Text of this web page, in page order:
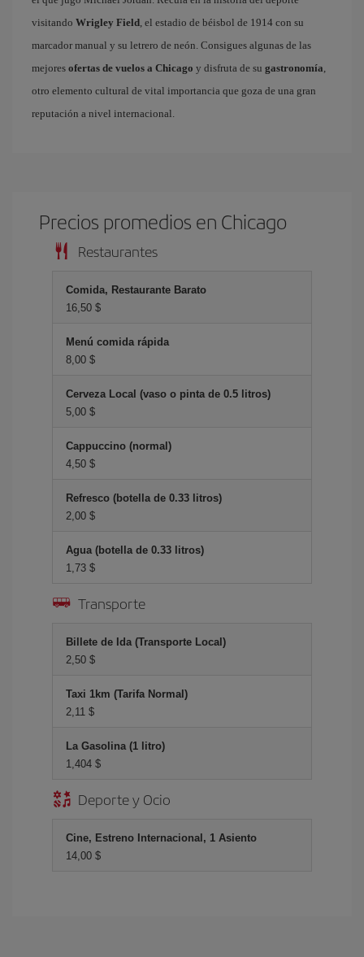
visitando Wrigley Field, el estadio de béisbol de 1914 con su
marcador manual y su letrero de neón. Consigues algunas de las
mejores ofertas de vuelos a Chicago y disfruta de su gastronomía,
otro elemento cultural de vital importancia que goza de una gran
reputación a nivel internacional.
Precios promedios en Chicago
Restaurantes
Comida, Restaurante Barato
16,50 $
Menú comida rápida
8,00 $
Cerveza Local (vaso o pinta de 0.5 litros)
5,00 $
Cappuccino (normal)
4,50 $
Refresco (botella de 0.33 litros)
2,00 $
Agua (botella de 0.33 litros)
1,73 $
Transporte
Billete de Ida (Transporte Local)
2,50 $
Taxi 1km (Tarifa Normal)
2,11 $
La Gasolina (1 litro)
1,404 $
Deporte y Ocio
Cine, Estreno Internacional, 1 Asiento
14,00 $